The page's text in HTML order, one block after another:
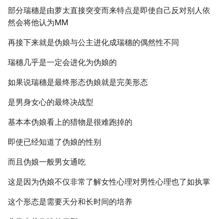
部分瑞穗是由萝太直接突变而来特点是即使自己反对别人依
然会将他认为MM
再接下来就是伪娘与公主进化成瑞穗的偶然性不同
瑞穗几乎是一定会进化为伪娘的
如果说瑞穗是最终形态伪娘就是完美形态
是男身女心的最终决战型
基本本伪娘看上的猎物是很难跑掉的
即使已经知道了伪娘的性别
而且伪娘一般男女通吃
这是因为伪娘不仅非常了解女性心理对男性心理也了如执掌
这个形态是需要天分和长时间的培养